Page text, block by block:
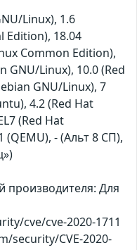
Linux), 1.6
Edition), 18.04
Common Edition),
GNU/Linux), 10.0 (Red
GNU/Linux), 7
4.2 (Red Hat
(Red Hat
- (Альт 8 СП),
производителя: Для
cve/cve-2020-1711
security/CVE-2020-